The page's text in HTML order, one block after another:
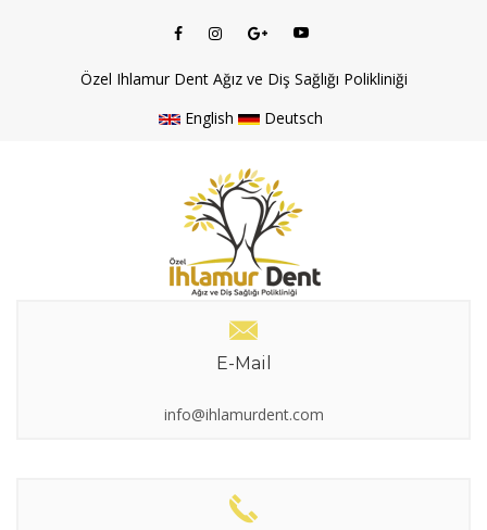
Özel Ihlamur Dent Ağız ve Diş Sağlığı Polikliniği
English
Deutsch
E-Mail
info@ihlamurdent.com